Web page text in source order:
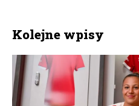
Kolejne wpisy